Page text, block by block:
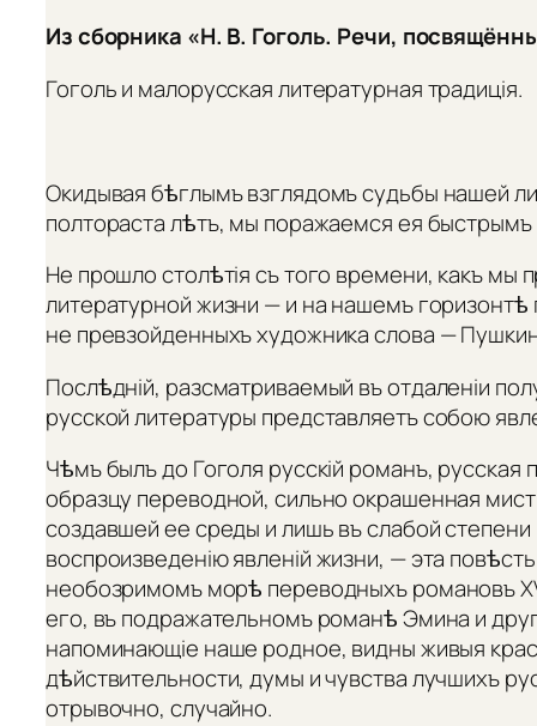
Из сборника «Н. В. Гоголь. Речи,
Гоголь и малорусская литературная традиція.
Окидывая бѣглымъ взглядомъ судьбы нашей
полтораста лѣтъ, мы поражаемся ея
Не прошло столѣтія съ того времени, какъ мы
литературной жизни — и на нашемъ
не превзойденныхъ художника слова —
Послѣдній, разсматриваемый въ отдаленіи
русской литературы представляетъ собою
Чѣмъ былъ до Гоголя русскій романъ, русская
образцу переводной, сильно окрашенная
создавшей ее среды и лишь въ слабой
воспроизведенію явленій жизни, — эта
необозримомъ морѣ переводныхъ романовъ
его, въ подражательномъ романѣ Эмина и
напоминающіе наше родное, видны живыя
дѣйствительности, думы и чувства лучшихъ
отрывочно, случайно.